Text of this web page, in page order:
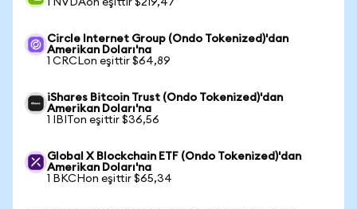
1 NVDAon eşittir $219,47
Circle Internet Group (Ondo Tokenized)'dan
Amerikan Doları'na
1 CRCLon eşittir $64,89
iShares Bitcoin Trust (Ondo Tokenized)'dan
Amerikan Doları'na
1 IBITon eşittir $36,56
Global X Blockchain ETF (Ondo Tokenized)'dan
Amerikan Doları'na
1 BKCHon eşittir $65,34